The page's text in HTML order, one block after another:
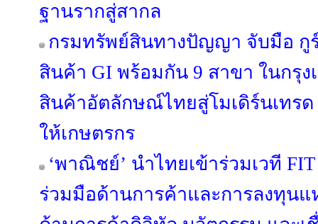
ฐานรากสู่สากล
กรมทรัพย์สินทางปัญญา จับมือ กูร์
สินค้า GI พร้อมกัน 9 สาขา ในกรุง
สินค้าอัตลักษณ์ไทยสู่โมเดิร์นเทรด
ให้เกษตรกร
‘พาณิชย์’ นำไทยเข้าร่วมเวที
ร่วมมือด้านการค้าและการลงทุน